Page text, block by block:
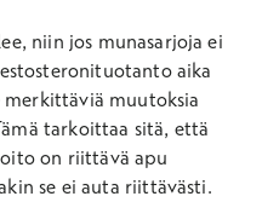
niin jos munasarjoja ei
aika
muutoksia
tarkoittaa sitä, että
on riittävä apu
se ei auta riittävästi.